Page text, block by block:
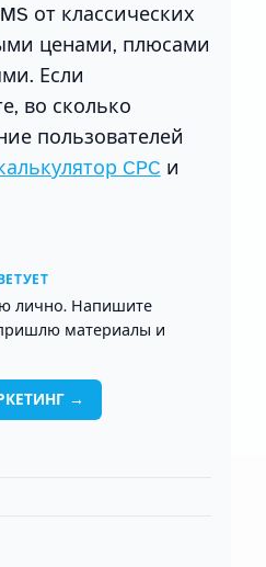
от классических
ценами, плюсами
Если
во сколько
пользователей
CPC и
лично. Напишите
материалы и
→